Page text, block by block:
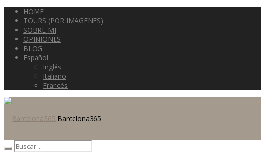
HOME
TOURS (POR IMAGENES)
SOBRE MI
OPINIONES
BLOG
Español
Inglés
Italiano
Francés
Barcelona365